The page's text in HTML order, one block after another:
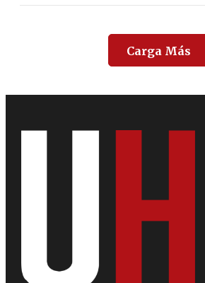
Carga Más